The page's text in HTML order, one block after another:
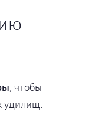
, чтобы
удилищ.